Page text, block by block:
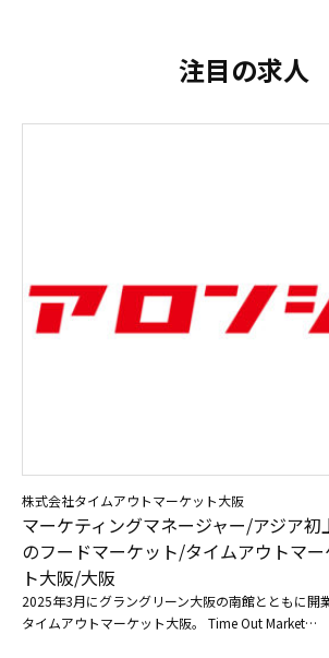
注目の求人
株式会社タイムアウトマーケット大阪
マーケティングマネージャー/アジア初
のフードマーケット/タイムアウトマー
ト大阪/大阪
2025年3月にグラングリーン大阪の南館とともに開業
タイムアウトマーケット大阪。 Time Out Market…